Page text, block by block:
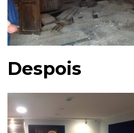
Despois